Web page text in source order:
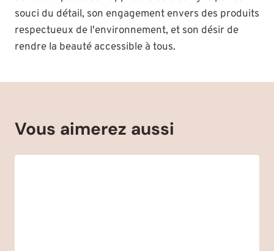
souci du détail, son engagement envers des produits
respectueux de l'environnement, et son désir de
rendre la beauté accessible à tous.
Vous aimerez aussi